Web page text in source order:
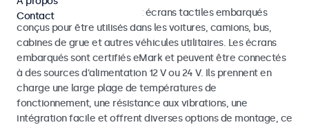
Découvrez nos moniteurs et écrans tactiles embarqués
conçus pour être utilisés dans les voitures, camions, bus,
cabines de grue et autres véhicules utilitaires. Les écrans
embarqués sont certifiés eMark et peuvent être connectés
à des sources d'alimentation 12 V ou 24 V. Ils prennent en
charge une large plage de températures de
fonctionnement, une résistance aux vibrations, une
intégration facile et offrent diverses options de montage, ce
Contact